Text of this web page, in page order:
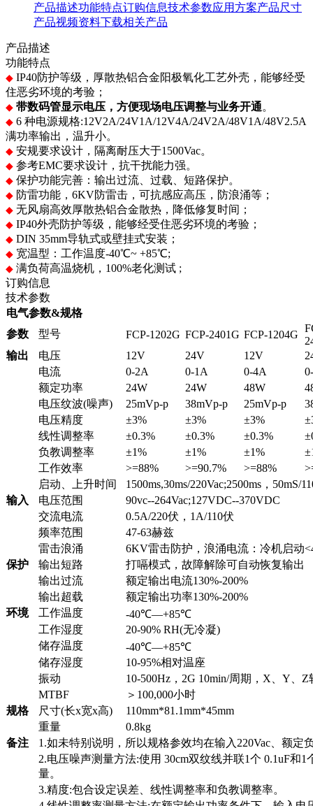
产品描述功能特点订购信息技术参数应用方案产品尺寸
产品视频资料下载相关产品
产品描述
功能特点
◆ IP40防护等级，厚散热铝合金阳极氧化工艺外壳，能够经受
住恶劣环境的考验；
◆ 带数码管显示电压，方便现场电压调整与业务开通。
◆ 6 种电源规格:12V2A/24V1A/12V4A/24V2A/48V1A/48V2.5A
满功率输出，温升小。
◆ 安规要求设计，隔离耐压大于1500Vac。
◆ 参考EMC要求设计，抗干扰能力强。
◆ 保护功能完善：输出过流、过载、短路保护。
◆ 防雷功能，6KV防雷击，可抗感应高压，防浪涌等；
◆ 无风扇高效厚散热铝合金散热，降低修复时间；
◆ IP40外壳防护等级，能够经受住恶劣环境的考验；
◆ DIN 35mm导轨式或壁挂式安装；
◆ 宽温型：工作温度-40℃~ +85℃;
◆ 满负荷高温烧机，100%老化测试 ;
订购信息
技术参数
电气参数&规格
参数
型号 FCP-1202G FCP-2401G FCP-1204G
输出
电压 12V 24V 12V
电流
0-2A 0-1A 0-4A
额定功率
24W 24W 48W
电压纹波(噪声)
25mVp-p 38mVp-p 25mVp-p
电压精度
±3% ±3% ±3%
线性调整率
±0.3% ±0.3% ±0.3%
负教调整率
±1% ±1% ±1%
工作效率
>=88% >=90.7% >=88%
启动、上升时间
1500ms,30ms/220Vac;2500ms，50mS/
输入
电压范围
90vc--264Vac;127VDC--370VDC
交流电流
0.5A/220伏，1A/110伏
频率范围
47-63赫兹
雷击浪涌
6KV雷击防护，浪涌电流：冷机启动
保护
输出短路
打嗝模式，故障解除可自动恢复输出
输出过流
额定输出电流130%-200%
输出超载
额定输出功率130%-200%
环境
工作温度
-40℃—+85℃
工作湿度
20-90% RH(无冷凝)
储存温度
-40℃—+85℃
储存湿度
10-95%相对温座
振动
10-500Hz，2G 10min/周期，X、Y、Z
MTBF
＞100,000小时
规格
尺寸(长x宽x高)
110mm*81.1mm*45mm
重量
0.8kg
备注
1.如未特别说明，所以规格参效均在输入220Vac、额
2.电压噪声测量方法:使用 30cm双纹线并联1个 0.1uF和
量。
3.精度:包合设定误差、线性调整率和负教调整率。